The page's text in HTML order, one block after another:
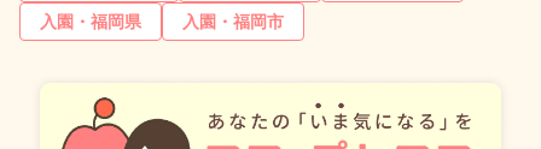
入園・福岡県
入園・福岡市